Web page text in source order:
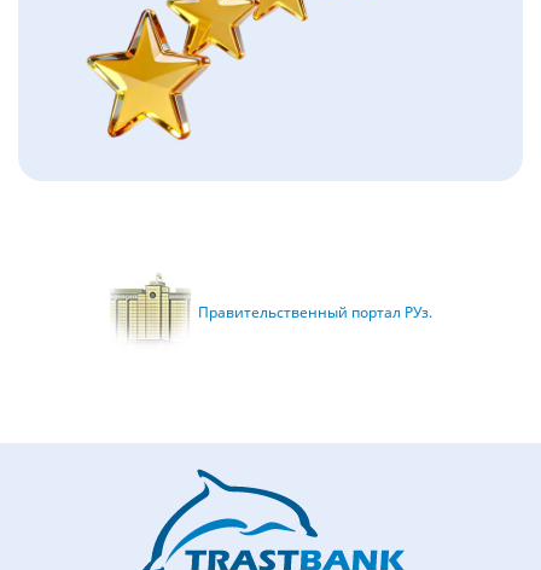
Правительственный портал РУз.